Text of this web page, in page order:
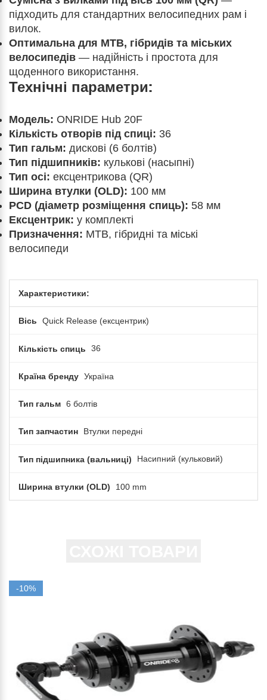
підходить для стандартних велосипедних рам і
вилок.
Оптимальна для MTB, гібридів та міських
велосипедів — надійність і простота для
щоденного використання.
Технічні параметри:
Модель: ONRIDE Hub 20F
Кількість отворів під спиці: 36
Тип гальм: дискові (6 болтів)
Тип підшипників: кулькові (насыпні)
Тип осі: ексцентрикова (QR)
Ширина втулки (OLD): 100 мм
PCD (діаметр розміщення спиць): 58 мм
Ексцентрик: у комплекті
Призначення: MTB, гібридні та міські
велосипеди
Характеристики:
Вісь Quick Release (ексцентрик)
Кількість спиць 36
Країна бренду Україна
Тип гальм 6 болтів
Тип запчастин Втулки передні
Тип підшипника (вальниці) Насипний (кульковий)
Ширина втулки (OLD) 100 mm
-10%